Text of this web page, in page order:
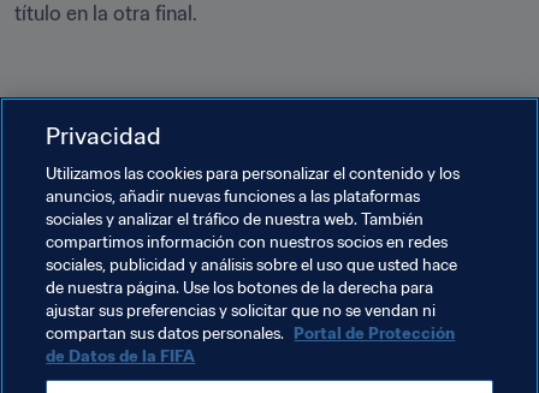
título en la otra final.
Temas relacionados
Promoción del fútbol Federaciones miembro
Organización Rwanda CAF
Privacidad
Utilizamos las cookies para personalizar el contenido y los
anuncios, añadir nuevas funciones a las plataformas
sociales y analizar el tráfico de nuestra web. También
compartimos información con nuestros socios en redes
sociales, publicidad y análisis sobre el uso que usted hace
de nuestra página. Use los botones de la derecha para
ajustar sus preferencias y solicitar que no se vendan ni
compartan sus datos personales. Portal de Protección
de Datos de la FIFA